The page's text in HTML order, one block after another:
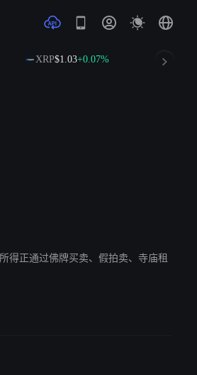
$1.03+0.07% SOL$74.90
得正通过佛牌买卖、假拍卖、寺庙租